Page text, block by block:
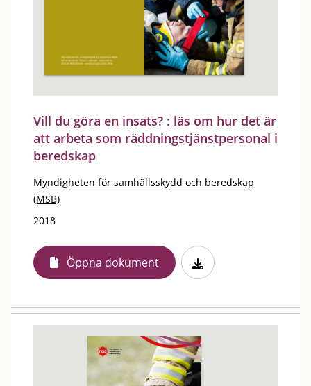
Vill du göra en insats? : läs om hur det är
att arbeta som räddningstjänstpersonal i
beredskap
Myndigheten för samhällsskydd och beredskap
(MSB)
2018
Öppna dokument